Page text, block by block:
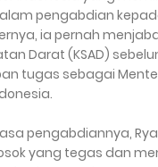
pengabdian
ia pernah
Darat (KSAD)
tugas sebagai
pengabdiannya,
yang tegas dan